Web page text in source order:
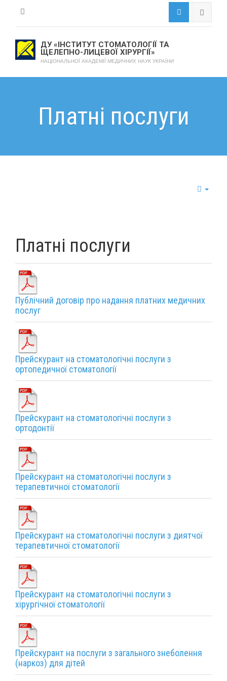
ДУ «ІНСТИТУТ СТОМАТОЛОГІЇ ТА
ЩЕЛЕПНО-ЛИЦЕВОЇ ХІРУРГІЇ»
НАЦІОНАЛЬНОЇ АКАДЕМІЇ МЕДИЧНИХ НАУК УКРАЇНИ
Платні послуги
Платні послуги
Публічний договір про надання платних медичних
послуг
Прейскурант на стоматологічні послуги з
ортопедичної стоматології
Прейскурант на стоматологічні послуги з
ортодонтії
Прейскурант на стоматологічні послуги з
терапевтичної стоматології
Прейскурант на стоматологічні послуги з диятчої
терапевтичної стоматології
Прейскурант на стоматологічні послуги з
хірургічної стоматології
Прейскурант на послуги з загального знеболення
(наркоз) для дітей